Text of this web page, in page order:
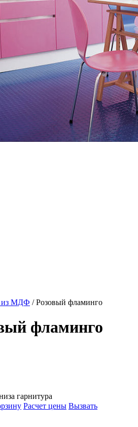
из МДФ / Розовый фламинго
фламинго
гарнитура
Расчет цены Вызвать